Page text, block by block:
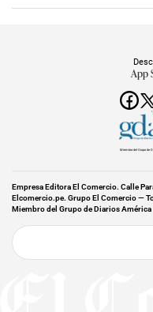
App
Miembro del Grupo de
Empresa Editora El Comercio. Calle
Elcomercio.pe. Grupo El Comercio —
Miembro del Grupo de Diarios América